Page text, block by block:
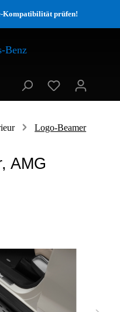
Kompatibilität prüfen!
Logo-Beamer
AMG